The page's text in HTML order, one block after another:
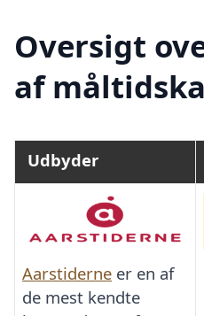
Oversigt
af
Udbyder
Aarstiderne er en af
de mest kendte